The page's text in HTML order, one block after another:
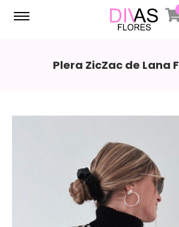
Plera ZicZac de Lana